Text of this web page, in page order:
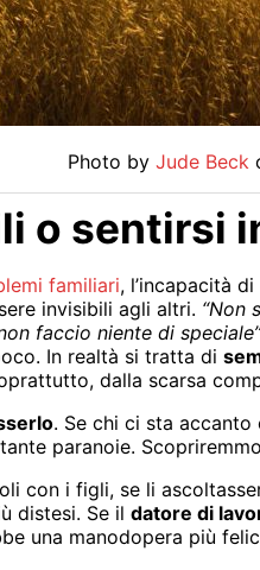
Photo byJude Beck
o sentirsi
familiari, l’incapacità
invisibili agli altri. “Non
faccio niente di speciale”
In realtà si tratta di
dalla scarsa
. Se chi ci sta
paranoie.
con i figli, se li
distesi. Se il datore di
una manodopera più